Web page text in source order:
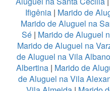
Ifigênia | Marido de
Marido de Aluguel na
Sé | Marido de Aluguel
Marido de Aluguel na
de Aluguel na Vila Albano
Albertina| Marido de
de Aluguel na Vila